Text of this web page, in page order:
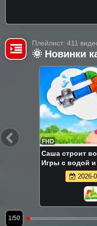
Плейлист: 411
🌞 Новинки
FHD
Саша строит
Игры с водой
2026-
1/50